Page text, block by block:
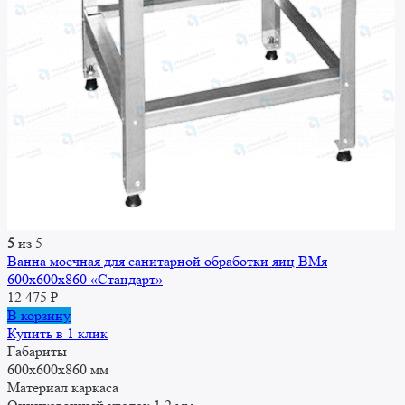
5 из 5
Ванна моечная для санитарной обработки яиц ВМя
600x600x860 «Стандарт»
12 475 ₽
В корзину
Купить в 1 клик
Габариты
600x600x860 мм
Материал каркаса